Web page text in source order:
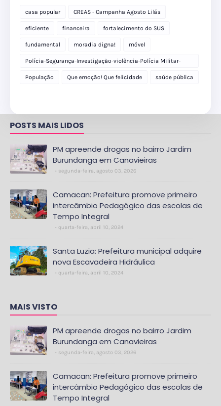
casa popular CREAS - Campanha Agosto Lilás
eficiente financeira fortalecimento do SUS
fundamental moradia digna! móvel
Polícia-Segurança-Investigação-violência-Polícia Militar-
delegacia
População Que emoção! Que felicidade saúde pública
POSTS MAIS LIDOS
PM apreende drogas no bairro Jardim
Burundanga em Canavieiras
segunda-feira, agosto 03, 2026
Camacan: Prefeitura promove primeiro
intercâmbio Pedagógico das escolas de
Tempo Integral
quarta-feira, abril 10, 2024
Santa Luzia: Prefeitura municipal adquire
nova Escavadeira Hidráulica
quarta-feira, abril 10, 2024
MAIS VISTO
PM apreende drogas no bairro Jardim
Burundanga em Canavieiras
segunda-feira, agosto 03, 2026
Camacan: Prefeitura promove primeiro
intercâmbio Pedagógico das escolas de
Tempo Integral